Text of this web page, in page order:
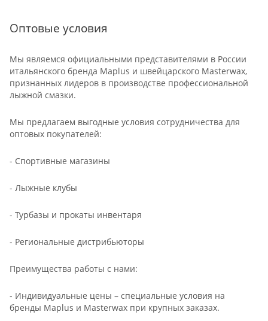
Оптовые условия
Мы являемся официальными представителями в России
итальянского бренда Maplus и швейцарского Masterwax,
признанных лидеров в производстве профессиональной
лыжной смазки.
Мы предлагаем выгодные условия сотрудничества для
оптовых покупателей:
- Спортивные магазины
- Лыжные клубы
- Турбазы и прокаты инвентаря
- Региональные дистрибьюторы
Преимущества работы с нами:
- Индивидуальные цены – специальные условия на
бренды Maplus и Masterwax при крупных заказах.